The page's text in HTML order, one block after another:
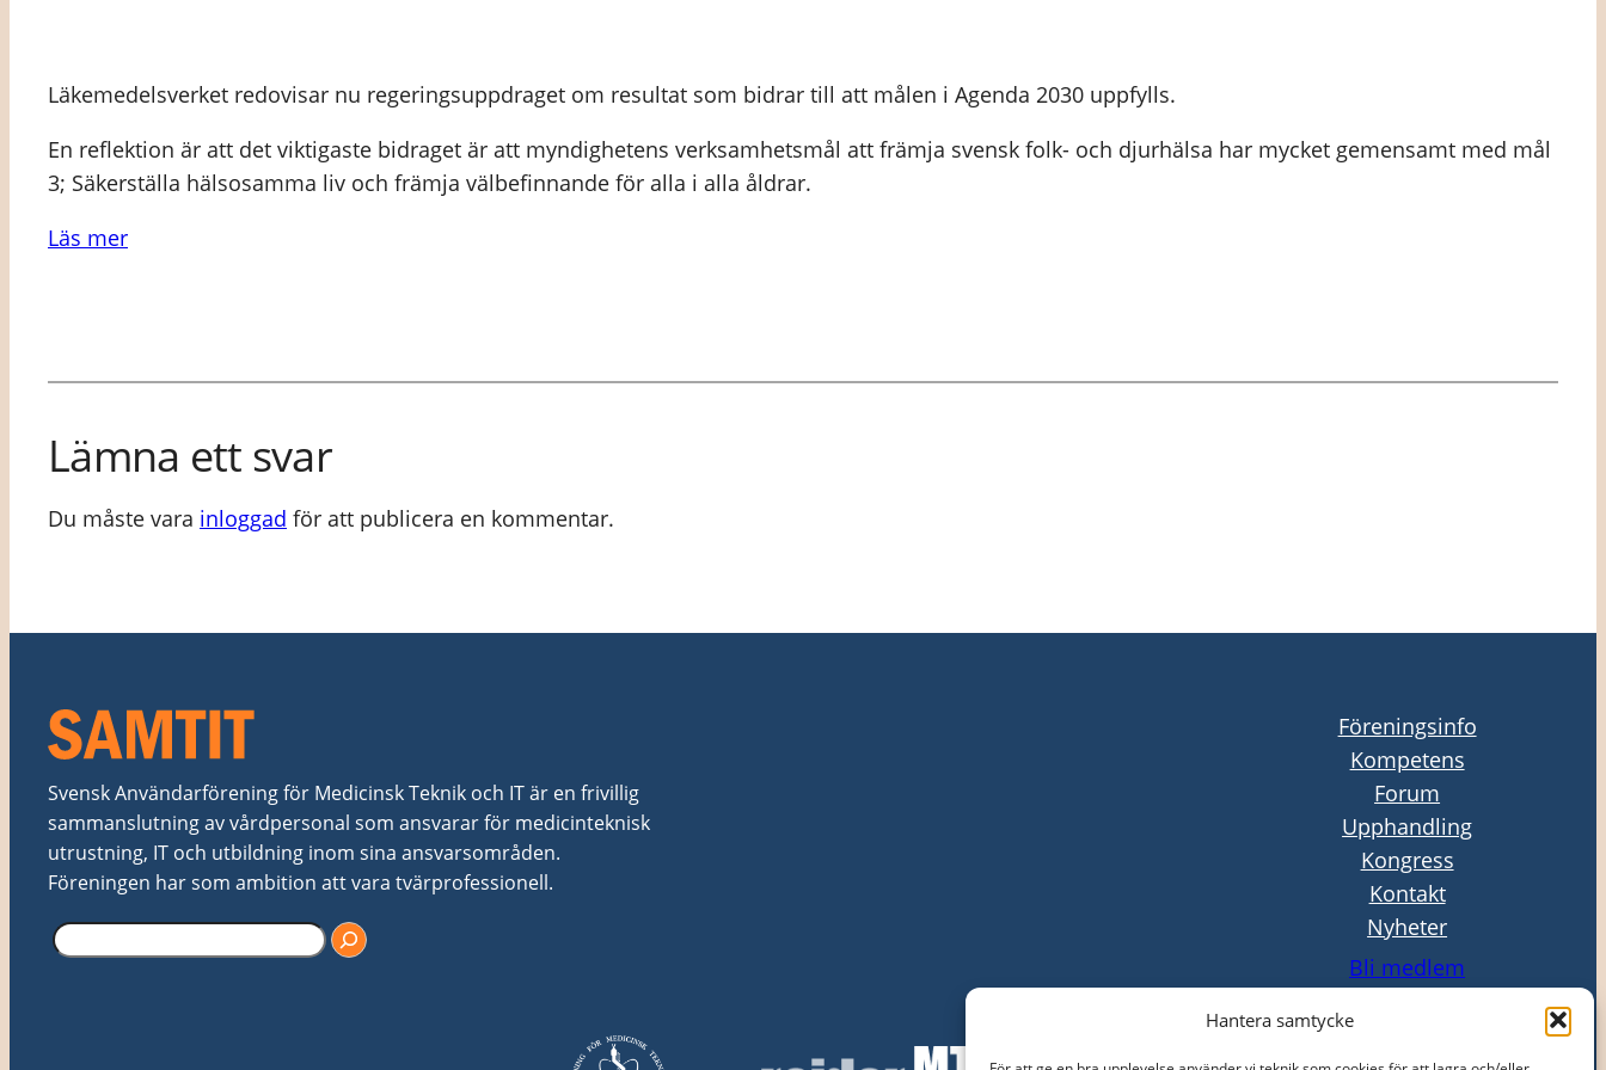
Hantera samtycke
Läkemedelsverket redovisar nu regeringsuppdraget om resultat som bidrar till att målen i Agenda 2030 uppfylls.
En reflektion är att det viktigaste bidraget är att myndighetens verksamhetsmål att främja svensk folk- och djurhälsa har mycket gemensamt med mål
3; Säkerställa hälsosamma liv och främja välbefinnande för alla i alla åldrar.
Läs mer
Lämna ett svar
Du måste vara inloggad för att publicera en kommentar.
Svensk Användarförening för Medicinsk Teknik och IT är en frivillig
sammanslutning av vårdpersonal som ansvarar för medicinteknisk
utrustning, IT och utbildning inom sina ansvarsområden.
Föreningen har som ambition att vara tvärprofessionell.
S
ö
Föreningsinfo
Kompetens
Forum
Upphandling
Kongress
Kontakt
Nyheter
Bli medlem